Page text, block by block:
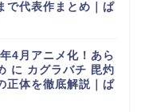
で代表作まとめ｜ぱ
4月アニメ化！あら
に カグラバチ 毘灼
正体を徹底解説｜ぱ